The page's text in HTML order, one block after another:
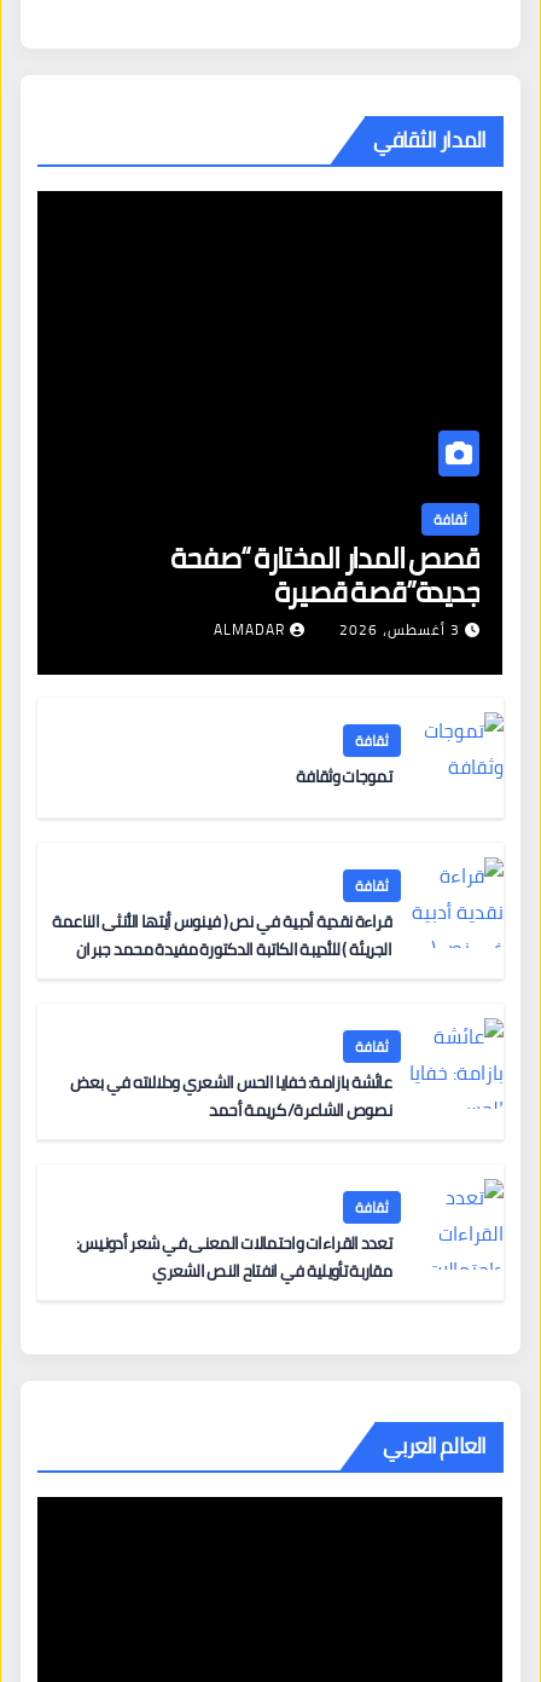
المدار الثقافي
ثقافة
قصص المدار المختارة “صفحة
جديدة”قصة قصيرة
3 أغسطس، 2026 ALMADAR
ثقافة
تموجات وثقافة
ثقافة
قراءة نقدية أدبية في نص ( فينوس أيتها الأنثى الناعمة
الجريئة ) للأديبة الكاتبة الدكتورة مفيدة محمد جبران
ثقافة
عائشة بازامة: خفايا الحس الشعري ودلالاته في بعض
نصوص الشاعرة/ كريمة أحمد
ثقافة
تعدد القراءات واحتمالات المعنى في شعر أدونيس:
مقاربة تأويلية في انفتاح النص الشعري
العالم العربي